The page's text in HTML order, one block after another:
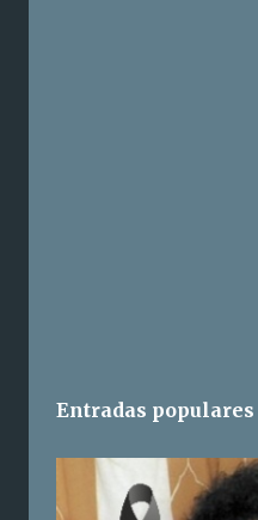
Entradas populares